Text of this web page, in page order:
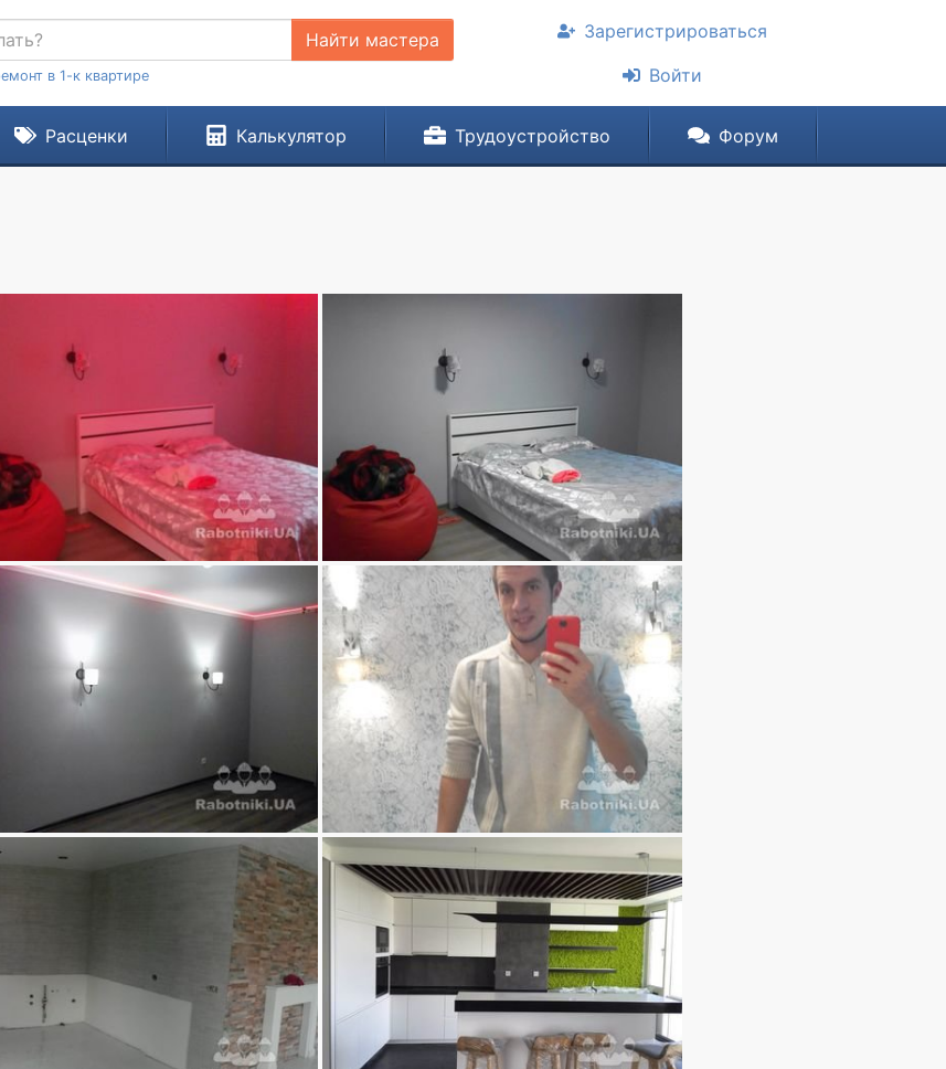
Найти мастера
в 1-к квартире
Зарегистрироваться
Войти
Расценки Калькулятор Трудоустройство Форум